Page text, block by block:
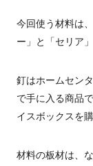
今回使う材料は
ー」と「セリア
釘はホームセン
で手に入る商品
イスボックスを
材料の板材は、